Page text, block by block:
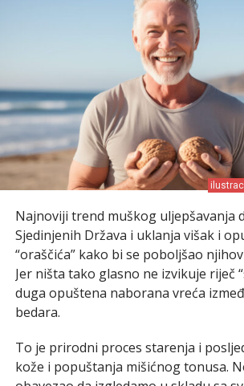
Najnoviji trend muškog uljepšavanja
Sjedinjenih Država i uklanja višak i
“oraščića” kako bi se poboljšao
Jer ništa tako glasno ne izvikuje riječ
duga opuštena naborana vreća
bedara.
To je prirodni proces starenja i
kože i popuštanja mišićnog tonusa.